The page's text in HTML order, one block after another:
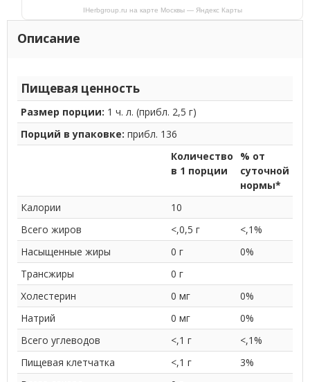
IHerbgroup.ru на карте Москвы — Яндекс Карты
Описание
Пищевая ценность
Размер порции: 1 ч. л. (прибл. 2,5 г)
Порций в упаковке: прибл. 136
Количество
в 1 порции
% от
суточной
нормы*
Калории
10
Всего жиров
<,0,5 г
<,1%
Насыщенные жиры
0 г
0%
Трансжиры
0 г
Холестерин
0 мг
0%
Натрий
0 мг
0%
Всего углеводов
<,1 г
<,1%
Пищевая клетчатка
<,1 г
3%